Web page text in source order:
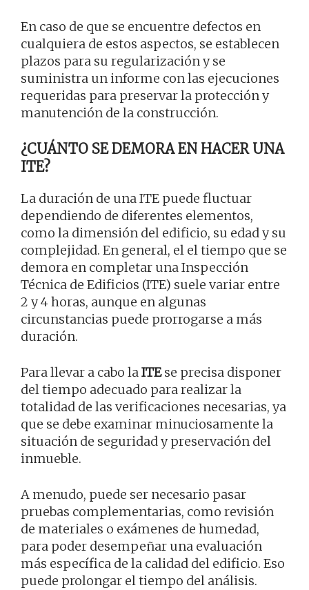
En caso de que se encuentre defectos en
cualquiera de estos aspectos, se establecen
plazos para su regularización y se
suministra un informe con las ejecuciones
requeridas para preservar la protección y
manutención de la construcción.
¿CUÁNTO SE DEMORA EN HACER UNA
ITE?
La duración de una ITE puede fluctuar
dependiendo de diferentes elementos,
como la dimensión del edificio, su edad y su
complejidad. En general, el el tiempo que se
demora en completar una Inspección
Técnica de Edificios (ITE) suele variar entre
2 y 4 horas, aunque en algunas
circunstancias puede prorrogarse a más
duración.
Para llevar a cabo laITEse precisa disponer
del tiempo adecuado para realizar la
totalidad de las verificaciones necesarias, ya
que se debe examinar minuciosamente la
situación de seguridad y preservación del
inmueble.
A menudo, puede ser necesario pasar
pruebas complementarias, como revisión
de materiales o exámenes de humedad,
para poder desempeñar una evaluación
más específica de la calidad del edificio. Eso
puede prolongar el tiempo del análisis.